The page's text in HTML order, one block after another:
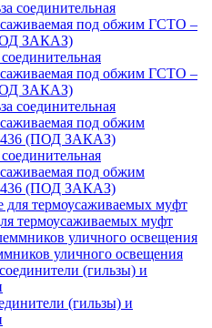
под обжим ГСТО –
ЗАКАЗ)
под обжим
(ПОД ЗАКАЗ)
термоусаживаемых муфт
уличного освещения
(гильзы) и